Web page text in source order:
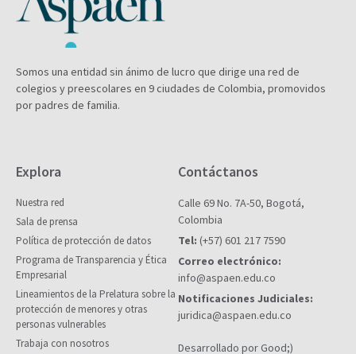
Somos una entidad sin ánimo de lucro que dirige una red de
colegios y preescolares en 9 ciudades de Colombia, promovidos
por padres de familia.
Explora
Nuestra red
Sala de prensa
Política de protección de datos
Programa de Transparencia y Ética
Empresarial
Lineamientos de la Prelatura sobre la
protección de menores y otras
personas vulnerables
Trabaja con nosotros
Contáctanos
Calle 69 No. 7A-50, Bogotá,
Colombia
Tel: (+57) 601 217 7590
Correo electrónico:
info@aspaen.edu.co
Notificaciones Judiciales:
juridica@aspaen.edu.co
Desarrollado por Good;)